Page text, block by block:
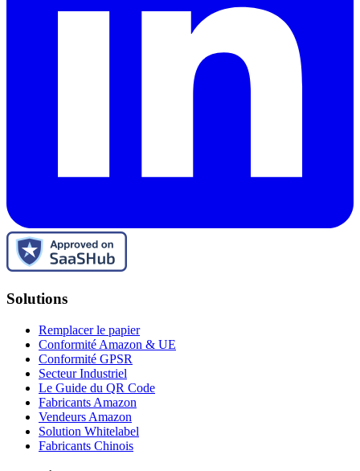
Solutions
Remplacer le papier
Conformité Amazon & UE
Conformité GPSR
Secteur Industriel
Le Guide du QR Code
Fabricants Amazon
Vendeurs Amazon
Solution Whitelabel
Fabricants Chinois